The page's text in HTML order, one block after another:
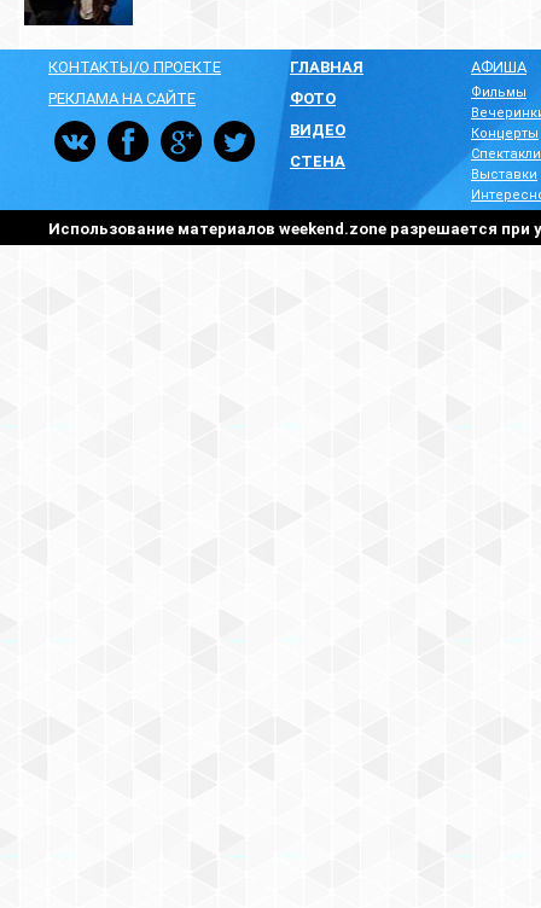
КОНТАКТЫ/О ПРОЕКТЕ
РЕКЛАМА НА САЙТЕ
ГЛАВНАЯ
ФОТО
ВИДЕО
СТЕНА
АФИША
Фильмы
Концерты
Спектакли
Выставки
Использование материалов weekend.zone разрешается